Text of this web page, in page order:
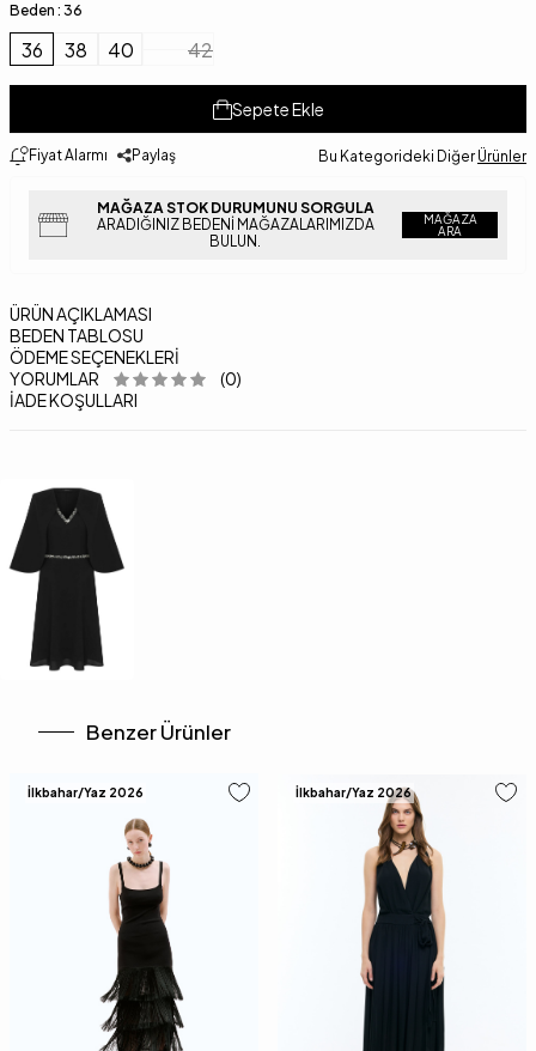
Beden : 36
36 38 40 42
Sepete Ekle
Fiyat Alarmı Paylaş Bu Kategorideki Diğer Ürünler
MAĞAZA STOK DURUMUNU SORGULA
ARADIĞINIZ BEDENI MAĞAZALARIMIZDA
BULUN.
MAĞAZA
ARA
ÜRÜN AÇIKLAMASI
BEDEN TABLOSU
ÖDEME SEÇENEKLERI
YORUMLAR
(0)
İADE KOŞULLARI
Benzer Ürünler
İlkbahar/Yaz 2026 İlkbahar/Yaz 2026